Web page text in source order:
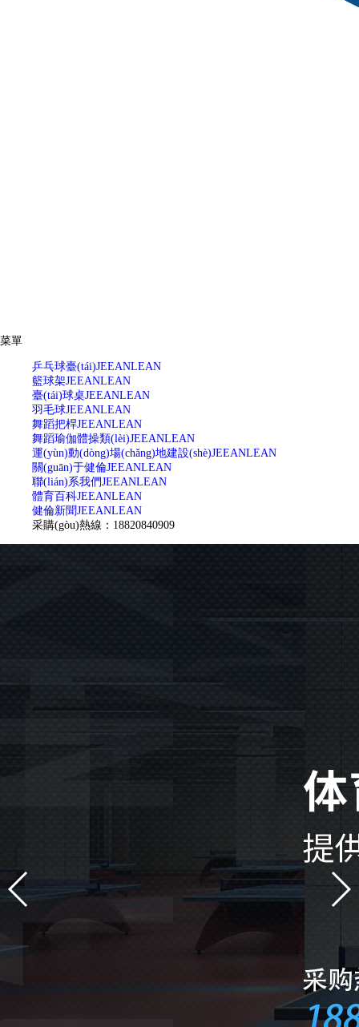
菜單
乒乓球臺(tái)JEEANLEAN
籃球架JEEANLEAN
臺(tái)球桌JEEANLEAN
羽毛球JEEANLEAN
舞蹈把桿JEEANLEAN
舞蹈瑜伽體操類(lèi)JEEANLEAN
運(yùn)動(dòng)場(chǎng)地建設(shè)JEEANLEAN
關(guān)于健倫JEEANLEAN
聯(lián)系我們JEEANLEAN
體育百科JEEANLEAN
健倫新聞JEEANLEAN
采購(gòu)熱線：18820840909